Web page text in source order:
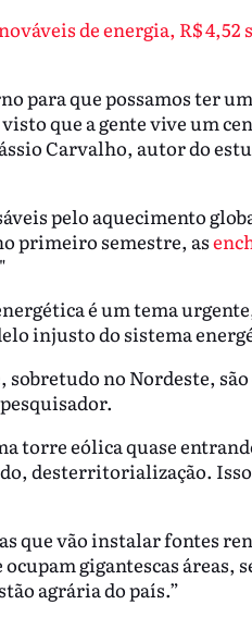
de energia, R$ 4,52
para que possamos ter
visto que a gente vive um
Carvalho, autor do
pelo aquecimento
primeiro semestre, as
é um tema
injusto do sistema
no Nordeste, são
torre eólica quase
desterritorialização.
que vão instalar fontes
gigantescas áreas,
agrária do país.”